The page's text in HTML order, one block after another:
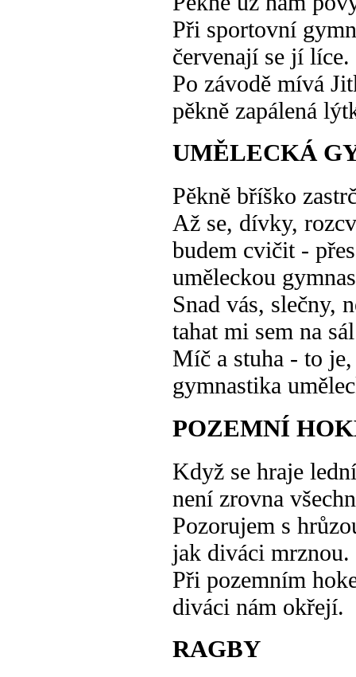
Při sportovní
červenají se jí líce.
Po závodě mívá
pěkně zapálená
UMĚLECKÁ
Pěkně bříško
Až se, dívky,
budem cvičit -
uměleckou
Snad vás, slečny,
tahat mi sem na
Míč a stuha - to je,
gymnastika
POZEMNÍ
Když se hraje
není zrovna
Pozorujem s
jak diváci mrznou.
Při pozemním
diváci nám okřejí.
RAGBY